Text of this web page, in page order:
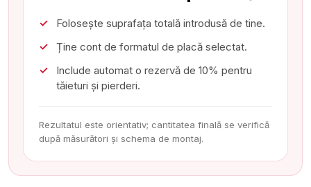
Folosește suprafața totală introdusă de tine.
Ține cont de formatul de placă selectat.
Include automat o rezervă de 10% pentru
tăieturi și pierderi.
Rezultatul este orientativ; cantitatea finală se verifică
după măsurători și schema de montaj.